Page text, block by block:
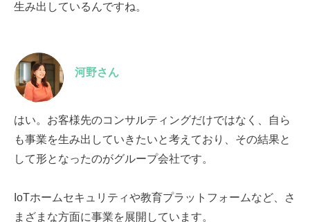
生み出しているんですね。
河野さん
はい。お客様先のコンサルティングだけではなく、自ら
も事業を生み出していきたいと考えており、その結果と
して形となったのがグループ会社です。
IoTホームセキュリティや教育プラットフォームなど、さ
まざまな方面に事業を展開しています。